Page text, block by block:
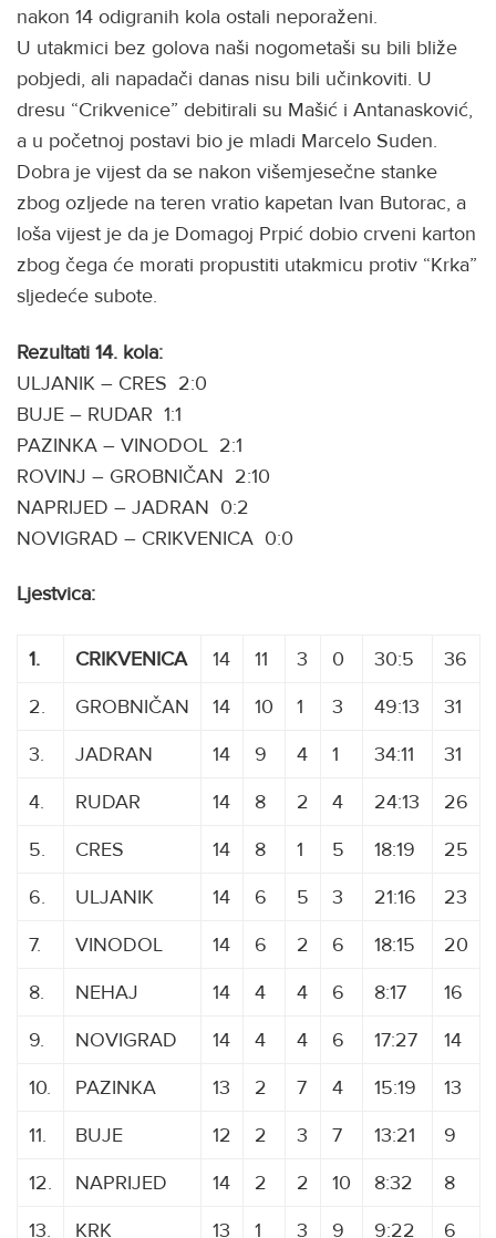
nakon 14 odigranih kola ostali neporaženi.
U utakmici bez golova naši nogometaši su bili bliže
pobjedi, ali napadači danas nisu bili učinkoviti. U
dresu “Crikvenice” debitirali su Mašić i Antanasković,
a u početnoj postavi bio je mladi Marcelo Suden.
Dobra je vijest da se nakon višemjesečne stanke
zbog ozljede na teren vratio kapetan Ivan Butorac, a
loša vijest je da je Domagoj Prpić dobio crveni karton
zbog čega će morati propustiti utakmicu protiv “Krka”
sljedeće subote.
Rezultati 14. kola:
ULJANIK – CRES 2:0
BUJE – RUDAR 1:1
PAZINKA – VINODOL 2:1
ROVINJ – GROBNIČAN 2:10
NAPRIJED – JADRAN 0:2
NOVIGRAD – CRIKVENICA 0:0
Ljestvica:
1. CRIKVENICA 14 11 3 0 30:5
36
2.
GROBNIČAN 14 10 1 3 49:13
31
3.
JADRAN 14 9 4 1 34:11
31
4.
RUDAR 14 8 2 4 24:13
26
5.
CRES 14 8 1 5 18:19
25
6.
ULJANIK 14 6 5 3 21:16
23
7.
VINODOL 14 6 2 6 18:15
20
8.
NEHAJ 14 4 4 6 8:17
16
9.
NOVIGRAD 14 4 4 6 17:27
14
10.
PAZINKA 13 2 7 4 15:19
13
11.
BUJE 12 2 3 7 13:21
9
12.
NAPRIJED 14 2 2 10 8:32
8
13.
KRK 13 1 3 9 9:22 6